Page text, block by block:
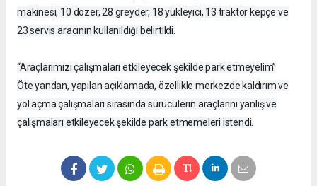
makinesi, 10 dozer, 28 greyder, 18 yükleyici, 13 traktör kepçe ve
23 servis aracının kullanıldığı belirtildi.
“Araçlarımızı çalışmaları etkileyecek şekilde park etmeyelim”
Öte yandan, yapılan açıklamada, özellikle merkezde kaldırım ve
yol açma çalışmaları sırasında sürücülerin araçlarını yanlış ve
çalışmaları etkileyecek şekilde park etmemeleri istendi.